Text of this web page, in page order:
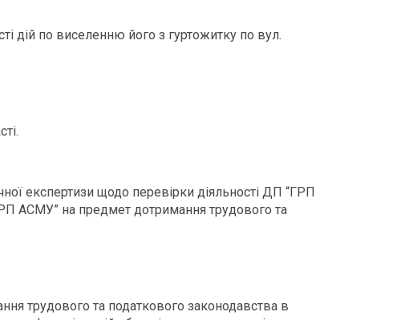
дій по виселенню його з гуртожитку по вул.
експертизи щодо перевірки діяльності ДП “ГРП
АСМУ” на предмет дотримання трудового та
трудового та податкового законодавства в